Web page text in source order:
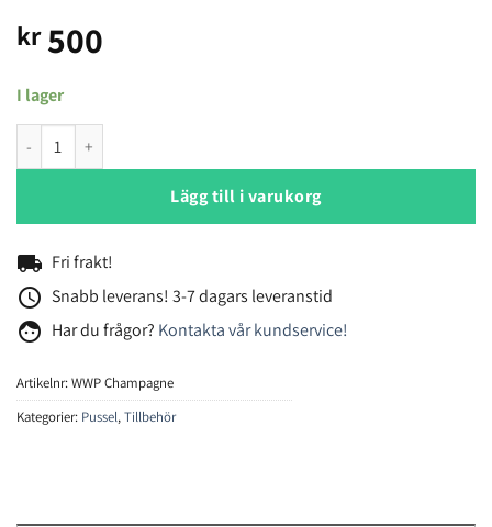
kr500
I lager
Pussel Champagne från Water and Wines. mängd
Lägg till i varukorg
local_shipping Fri frakt!
access_time Snabb leverans! 3-7 dagars leveranstid
face Har du frågor? Kontakta vår kundservice!
Artikelnr:WWP Champagne
Kategorier: Pussel,Tillbehör